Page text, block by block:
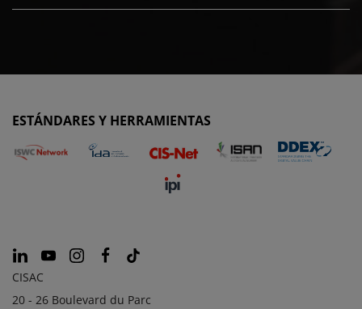
ESTÁNDARES Y HERRAMIENTAS
CISAC
20 - 26 Boulevard du Parc